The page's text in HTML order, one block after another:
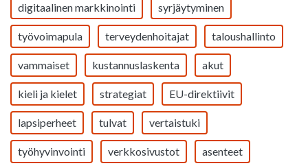
digitaalinen markkinointi syrjäytyminen
työvoimapula terveydenhoitajat taloushallinto
vammaiset kustannuslaskenta akut
kieli ja kielet strategiat EU-direktiivit
lapsiperheet tulvat vertaistuki
työhyvinvointi verkkosivustot asenteet